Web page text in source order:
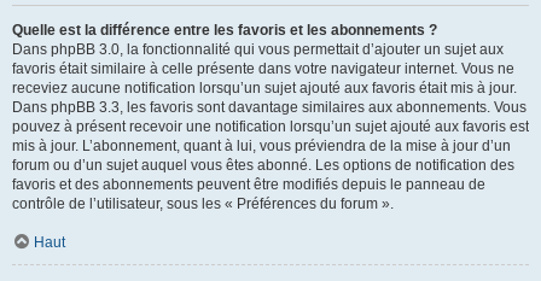
Quelle est la différence entre les favoris et les abonnements ?
Dans phpBB 3.0, la fonctionnalité qui vous permettait d’ajouter un sujet aux
favoris était similaire à celle présente dans votre navigateur internet. Vous ne
receviez aucune notification lorsqu’un sujet ajouté aux favoris était mis à jour.
Dans phpBB 3.3, les favoris sont davantage similaires aux abonnements. Vous
pouvez à présent recevoir une notification lorsqu’un sujet ajouté aux favoris est
mis à jour. L’abonnement, quant à lui, vous préviendra de la mise à jour d’un
forum ou d’un sujet auquel vous êtes abonné. Les options de notification des
favoris et des abonnements peuvent être modifiés depuis le panneau de
contrôle de l’utilisateur, sous les « Préférences du forum ».
Haut